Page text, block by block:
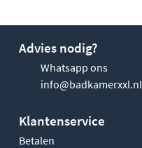
Advies nodig?
Whatsapp ons
info@badkamerxxl.nl
Klantenservice
Betalen